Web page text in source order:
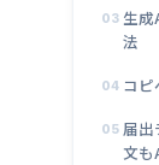
03 生
法
04 コ
05 届出
文も